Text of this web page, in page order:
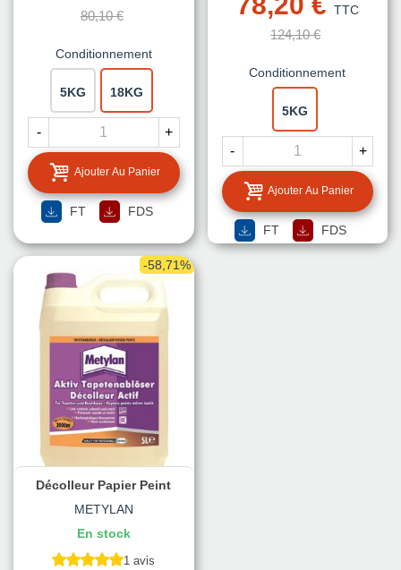
80,10 €
Conditionnement
5KG 18KG
- +
Ajouter Au Panier
FT FDS
TTC
124,10 €
Conditionnement
5KG
- +
Ajouter Au Panier
FT FDS
-58,71%
Décolleur Papier Peint
METYLAN
En stock
1 avis